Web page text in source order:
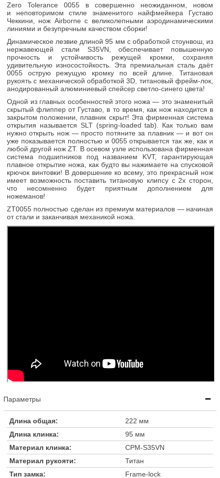
Zero Tolerance 0055 в совершенно неожиданном, новом
и неповторимом стиле знаменитого найфмейкера Густаво
Чеккини, нож Airborne с великолепными аэродинамическими
линиями и безупречным качеством сборки!
Динамическое лезвие длиной 95 мм с обработкой стоунвош, из
нержавеющей стали S35VN, обеспечивает повышенную
прочность и устойчивость режущей кромки, сохраняя
удивительную износостойкость. Эта премиальная сталь даёт
0055 острую режущую кромку по всей длине. Титановая
рукоять с механической обработкой 3D, титановый фрейм-лок,
анодированный алюминиевый спейсер светло-синего цвета!
Одной из главных особенностей этого ножа — это знаменитый
скрытый флиппер от Густаво, в то время, как нож находится в
закрытом положении, плавник скрыт! Эта фирменная система
открытия называется SLT (spring-loaded tab). Как только вам
нужно открыть нож — просто потяните за плавник — и вот он
уже показывается полностью и 0055 открывается так же, как и
любой другой нож ZT. В осевом узле использована фирменная
система подшипников под названием KVT, гарантирующая
плавное открытие ножа, как будто вы нажимаете на спусковой
крючок винтовки! В довершение ко всему, это прекрасный нож
имеет возможность поставить титановую клипсу с 2х сторон,
что несомненно будет приятным дополнением для
ножеманов!
ZT0055 полностью сделан из премиум материалов — начиная
от стали и заканчивая механикой ножа.
Параметры
Длина общая:
222 мм
Длина клинка:
95 мм
Материал клинка:
CPM-S35VN
Материал рукояти:
Титан
Тип замка:
Frame-lock